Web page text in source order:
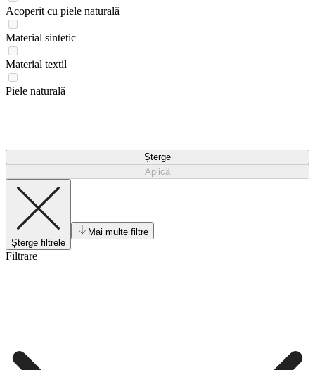
Acoperit cu piele naturală
Material sintetic
Material textil
Piele naturală
Șterge
Aplică
Șterge filtrele
Mai multe filtre
Filtrare